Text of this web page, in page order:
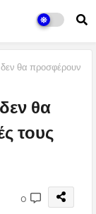
θα προσφέρουν
θα
τους
0